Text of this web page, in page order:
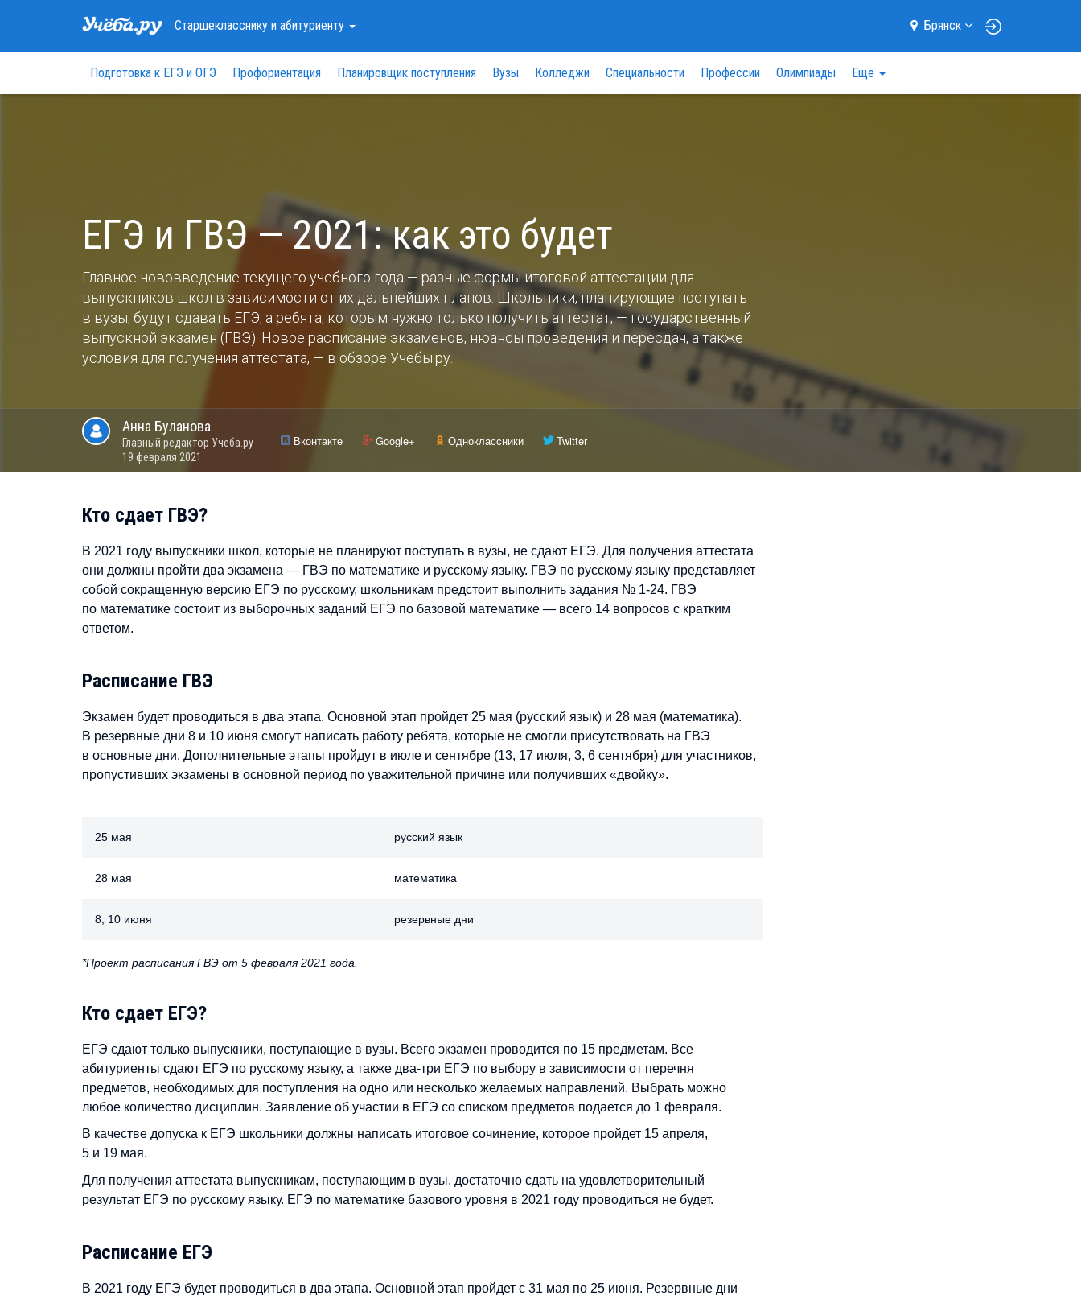
Старшеклассникуи абитуриенту Брянск
Подготовка к ЕГЭ и ОГЭ Профориентация Планировщик поступления Вузы Колледжи Специальности Профессии Олимпиады Ещё
ЕГЭ и ГВЭ — 2021: как это будет
Главное нововведение текущего учебного года — разные формы итоговой аттестации для
выпускников школ в зависимости от их дальнейших планов. Школьники, планирующие поступать
в вузы, будут сдавать ЕГЭ, а ребята, которым нужно только получить аттестат, — государственный
выпускной экзамен (ГВЭ). Новое расписание экзаменов, нюансы проведения и пересдач, а также
условия для получения аттестата, — в обзоре Учебы.ру.
Анна Буланова
Главный редактор Учеба.ру
19 февраля 2021
Вконтакте Google+ Одноклассники Twitter
Кто сдает ГВЭ?
В 2021 году выпускники школ, которые не планируют поступать в вузы, не сдают ЕГЭ. Для получения аттестата
они должны пройти два экзамена — ГВЭ по математике и русскому языку. ГВЭ по русскому языку представляет
собой сокращенную версию ЕГЭ по русскому, школьникам предстоит выполнить задания № 1-24. ГВЭ
по математике состоит из выборочных заданий ЕГЭ по базовой математике — всего 14 вопросов с кратким
ответом.
Расписание ГВЭ
Экзамен будет проводиться в два этапа. Основной этап пройдет 25 мая (русский язык) и 28 мая (математика).
В резервные дни 8 и 10 июня смогут написать работу ребята, которые не смогли присутствовать на ГВЭ
в основные дни. Дополнительные этапы пройдут в июле и сентябре (13, 17 июля, 3, 6 сентября) для участников,
пропустивших экзамены в основной период по уважительной причине или получивших «двойку».
25 мая русский язык
28 мая математика
8, 10 июня резервные дни
*Проект расписания ГВЭ от 5 февраля 2021 года.
Кто сдает ЕГЭ?
ЕГЭ сдают только выпускники, поступающие в вузы. Всего экзамен проводится по 15 предметам. Все
абитуриенты сдают ЕГЭ по русскому языку, а также два-три ЕГЭ по выбору в зависимости от перечня
предметов, необходимых для поступления на одно или несколько желаемых направлений. Выбрать можно
любое количество дисциплин. Заявление об участии в ЕГЭ со списком предметов подается до 1 февраля.
В качестве допуска к ЕГЭ школьники должны написать итоговое сочинение, которое пройдет 15 апреля,
5 и 19 мая.
Для получения аттестата выпускникам, поступающим в вузы, достаточно сдать на удовлетворительный
результат ЕГЭ по русскому языку. ЕГЭ по математике базового уровня в 2021 году проводиться не будет.
Расписание ЕГЭ
В 2021 году ЕГЭ будет проводиться в два этапа. Основной этап пройдет с 31 мая по 25 июня. Резервные дни